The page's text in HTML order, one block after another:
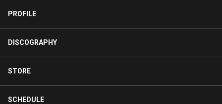
PROFILE
DISCOGRAPHY
STORE
SCHEDULE